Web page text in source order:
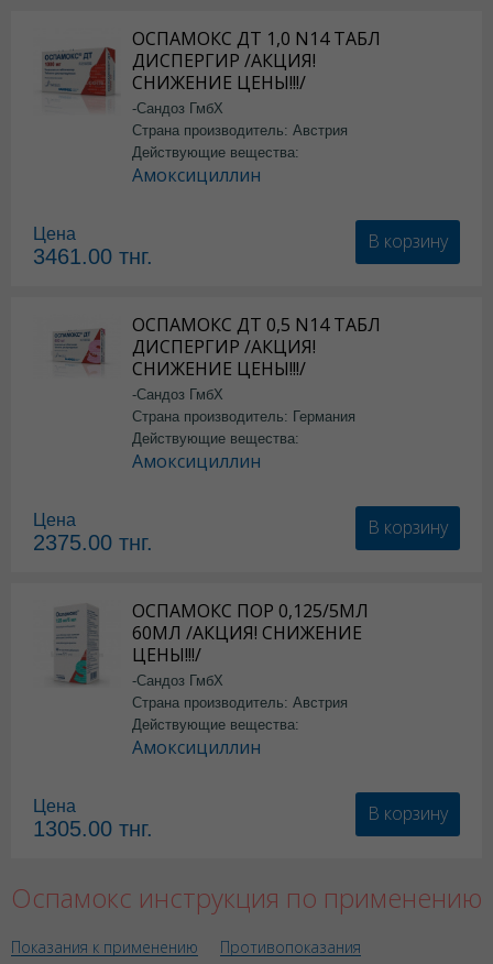
ОСПАМОКС ДТ 1,0 N14 ТАБЛ
ДИСПЕРГИР /АКЦИЯ!
СНИЖЕНИЕ ЦЕНЫ!!!/
-Сандоз ГмбХ
Страна производитель: Австрия
Действующие вещества:
Амоксициллин
Цена
3461.00 тнг.
В корзину
ОСПАМОКС ДТ 0,5 N14 ТАБЛ
ДИСПЕРГИР /АКЦИЯ!
СНИЖЕНИЕ ЦЕНЫ!!!/
-Сандоз ГмбХ
Страна производитель: Германия
Действующие вещества:
Амоксициллин
Цена
2375.00 тнг.
В корзину
ОСПАМОКС ПОР 0,125/5МЛ
60МЛ /АКЦИЯ! СНИЖЕНИЕ
ЦЕНЫ!!!/
-Сандоз ГмбХ
Страна производитель: Австрия
Действующие вещества:
Амоксициллин
Цена
1305.00 тнг.
В корзину
Оспамокс инструкция по применению
Показания к применению Противопоказания